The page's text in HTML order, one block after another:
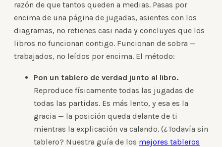
razón de que tantos queden a medias. Pasas por
encima de una página de jugadas, asientes con los
diagramas, no retienes casi nada y concluyes que los
libros no funcionan contigo. Funcionan de sobra —
trabajados, no leídos por encima. El método:
Pon un tablero de verdad junto al libro.
Reproduce físicamente todas las jugadas de
todas las partidas. Es más lento, y esa es la
gracia — la posición queda delante de ti
mientras la explicación va calando. (¿Todavía sin
tablero? Nuestra guía de los mejores tableros